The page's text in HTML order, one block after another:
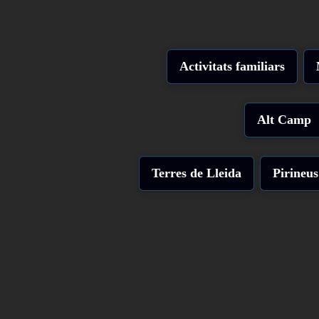
Activitats familiars
Alt Camp
Terres de Lleida Pirineus